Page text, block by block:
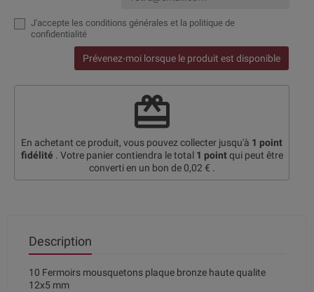
J'accepte les conditions générales et la politique de
confidentialité
Prévenez-moi lorsque le produit est disponible
redeem
En achetant ce produit, vous pouvez collecter jusqu'à 1 point
fidélité . Votre panier contiendra le total 1 pointqui peut être
converti en un bon de 0,02 € .
Description
10 Fermoirs mousquetons plaque bronze haute qualite
12x5 mm